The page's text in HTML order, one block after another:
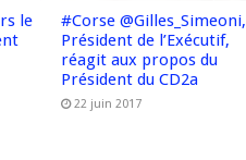
le
#Corse @Gilles_Simeoni,
Président de l’Exécutif,
réagit aux propos du
Président du CD2a
22 juin 2017